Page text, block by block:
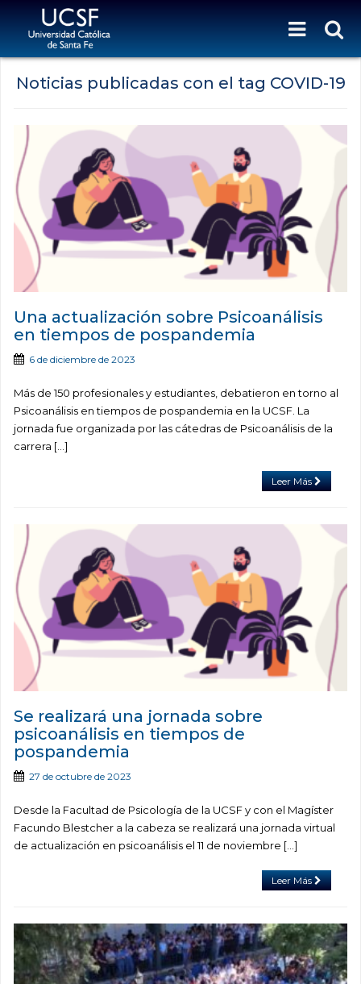
Noticias publicadas con el tag COVID-19
Una actualización sobre Psicoanálisis
en tiempos de pospandemia
6 de diciembre de 2023
Más de 150 profesionales y estudiantes, debatieron en torno al
Psicoanálisis en tiempos de pospandemia en la UCSF. La
jornada fue organizada por las cátedras de Psicoanálisis de la
carrera […]
Leer Más
Se realizará una jornada sobre
psicoanálisis en tiempos de
pospandemia
27 de octubre de 2023
Desde la Facultad de Psicología de la UCSF y con el Magíster
Facundo Blestcher a la cabeza se realizará una jornada virtual
de actualización en psicoanálisis el 11 de noviembre […]
Leer Más